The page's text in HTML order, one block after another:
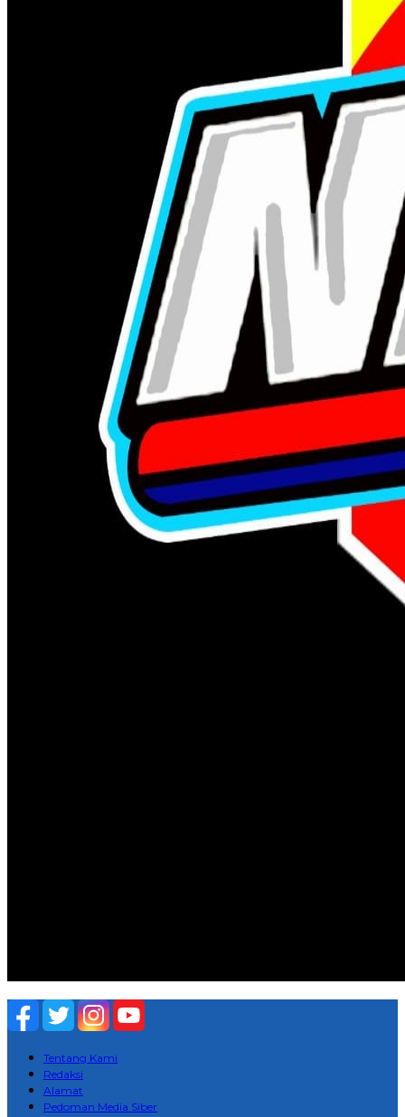
Tentang Kami
Redaksi
Alamat
Pedoman Media Siber